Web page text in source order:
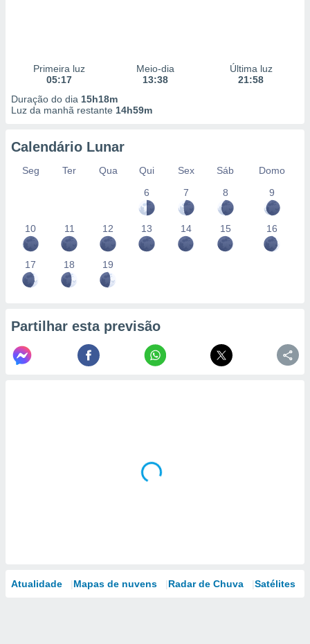
Primeira luz
05:17
Meio-dia
13:38
Última luz
21:58
Duração do dia 15h18m
Luz da manhã restante 14h59m
Calendário Lunar
Seg Ter Qua Qui Sex Sáb
Domo
6
7 8 9
10 11 12 13 14 15 16
17 18 19
Partilhar esta previsão
Atualidade Mapas de nuvens Radar de Chuva Satélites